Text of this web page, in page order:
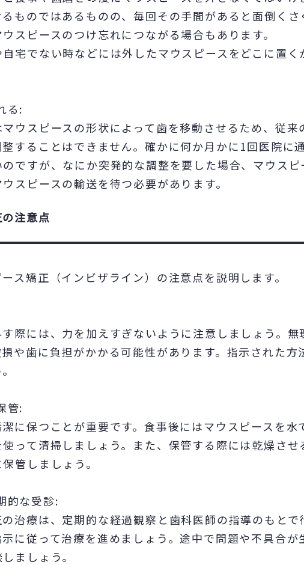
ものではあるものの、毎回その手間があると面倒く
スピースのつけ忘れにつながる場合もあります。
宅でない時などには外したマウスピースをどこに置
る:
ウスピースの形状によって歯を移動させるため、従
することはできません。確かに何か月かに1回医院に
ですが、なにか突発的な調整を要した場合、マウスピ
スピースの輸送を待つ必要があります。
注意点
ス矯正（インビザライン）の注意点を説明します。
際には、力を加えすぎないように注意しましょう。
や歯に負担がかかる可能性があります。指示された方
管:
に保つことが重要です。食事後にはマウスピースを水
って清掃しましょう。また、保管する際には乾燥させ
管しましょう。
的な受診:
治療は、定期的な経過観察と歯科医師の指導のもとで
に従って治療を進めましょう。途中で問題や不具合が
ましょう。